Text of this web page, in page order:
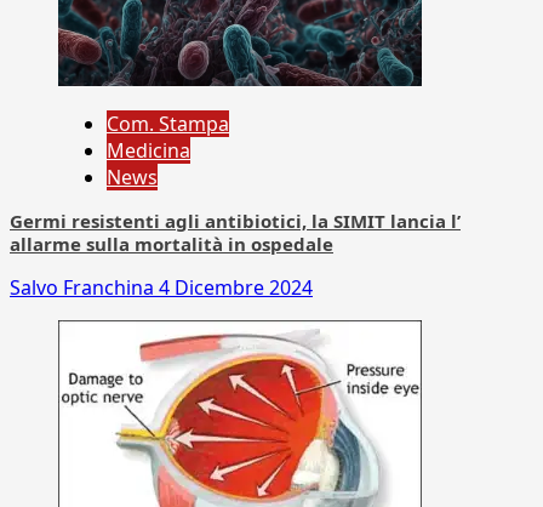
Com. Stampa
Medicina
News
Germi resistenti agli antibiotici, la SIMIT lancia l’
allarme sulla mortalità in ospedale
Salvo Franchina 4 Dicembre 2024